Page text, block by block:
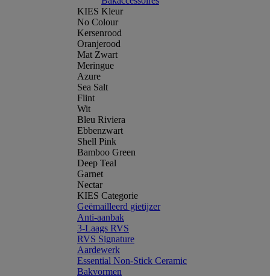
KIES Kleur
No Colour
Kersenrood
Oranjerood
Mat Zwart
Meringue
Azure
Sea Salt
Flint
Wit
Bleu Riviera
Ebbenzwart
Shell Pink
Bamboo Green
Deep Teal
Garnet
Nectar
KIES Categorie
Geëmailleerd gietijzer
Anti-aanbak
3-Laags RVS
RVS Signature
Aardewerk
Essential Non-Stick Ceramic
Bakvormen